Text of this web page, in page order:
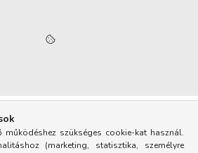
szükséges cookie-kat használ.
(marketing, statisztika, személyre